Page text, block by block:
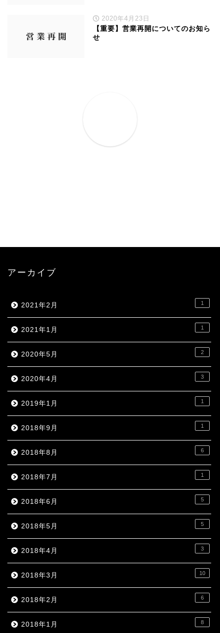
2020年4月23日
【重要】営業再開についてのお知ら
せ
アーカイブ
2021年2月 1
2021年1月 1
2020年5月 2
2020年4月 3
2019年1月 1
2018年9月 1
2018年8月 6
2018年7月 1
2018年6月 5
2018年5月 5
2018年4月 3
2018年3月 10
2018年2月 6
2018年1月 8